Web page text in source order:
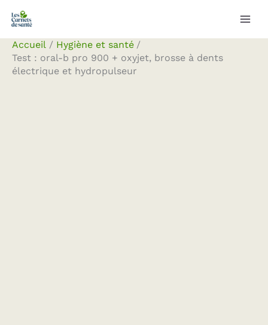
Aller
contenu
Accueil
Hygiène et santé
Test : oral-b pro 900 + oxyjet, brosse à dents
électrique et hydropulseur
Rechercher